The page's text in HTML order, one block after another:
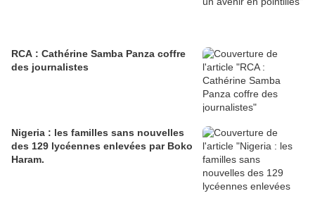
RCA : Cathérine Samba Panza coffre
des journalistes
Nigeria : les familles sans nouvelles
des 129 lycéennes enlevées par Boko
Haram.